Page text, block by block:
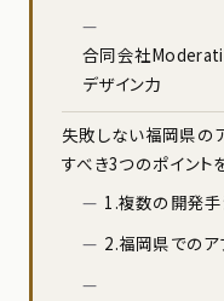
合同会社
デザイン力
失敗しない福岡県の
すべき3つのポイント
1.複数の開発
2.福岡県での